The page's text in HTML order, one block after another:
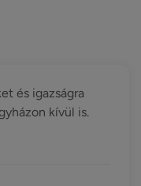
és igazságra
kívül is.